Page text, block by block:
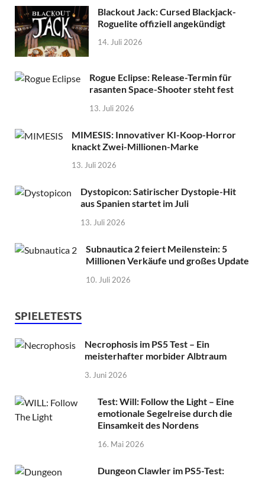
Blackout Jack: Cursed Blackjack-
Roguelite offiziell angekündigt
14. Juli 2026
Rogue Eclipse: Release-Termin für
rasanten Space-Shooter steht fest
13. Juli 2026
MIMESIS: Innovativer KI-Koop-Horror
knackt Zwei-Millionen-Marke
13. Juli 2026
Dystopicon: Satirischer Dystopie-Hit
aus Spanien startet im Juli
13. Juli 2026
Subnautica 2 feiert Meilenstein: 5
Millionen Verkäufe und großes Update
10. Juli 2026
SPIELETESTS
Necrophosis im PS5 Test – Ein
meisterhafter morbider Albtraum
3. Juni 2026
Test: Will: Follow the Light – Eine
emotionale Segelreise durch die
Einsamkeit des Nordens
16. Mai 2026
Dungeon Clawler im PS5-Test: